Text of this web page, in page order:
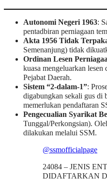
Autonomi Negeri 1963:
pentadbiran perniagaan
Akta 1956 Tidak
Semenanjung) tidak
Ordinan Lesen
kuasa mengeluarkan
Pejabat Daerah.
Sistem “2-dalam-1”:
digabungkan sekali gus di
memerlukan pendaftaran
Pengecualian Syarikat
Tunggal/Perkongsian).
dilakukan melalui SSM.
@ssmofficialpage
24084 – JENIS
DIDAFTARKAN